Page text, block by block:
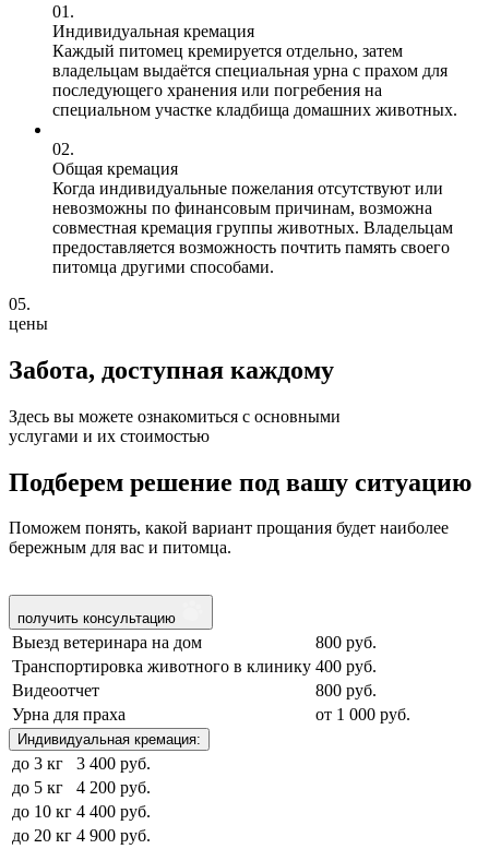
01.
Индивидуальная кремация
Каждый питомец кремируется отдельно, затем
владельцам выдаётся специальная урна с прахом для
последующего хранения или погребения на
специальном участке кладбища домашних животных.
02.
Общая кремация
Когда индивидуальные пожелания отсутствуют или
невозможны по финансовым причинам, возможна
совместная кремация группы животных. Владельцам
предоставляется возможность почтить память своего
питомца другими способами.
05.
цены
Забота, доступная каждому
Здесь вы можете ознакомиться с основными
услугами и их стоимостью
Подберем решение под вашу ситуацию
Поможем понять, какой вариант прощания будет наиболее
бережным для вас и питомца.
получить консультацию
Выезд ветеринара на дом
800 руб.
Транспортировка животного в клинику 400 руб.
Видеоотчет
800 руб.
Урна для праха
от 1 000 руб.
Индивидуальная кремация:
до 3 кг
3 400 руб.
до 5 кг
4 200 руб.
до 10 кг 4 400 руб.
до 20 кг 4 900 руб.